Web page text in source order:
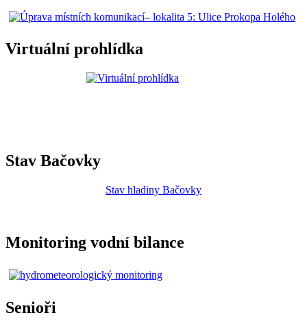
Virtuální prohlídka
Stav Bačovky
Stav hladiny Bačovky
Monitoring vodní bilance
Senioři